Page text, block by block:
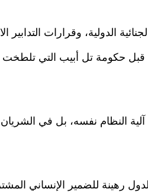
الدولية، وقرارات
قبل حكومة تل أبيب التي تلطخت
النظام نفسه، بل في
رهينة للضمير الإنساني